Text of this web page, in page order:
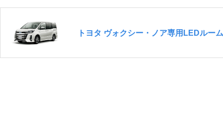
トヨタ ヴォクシー・ノア専用LEDルー